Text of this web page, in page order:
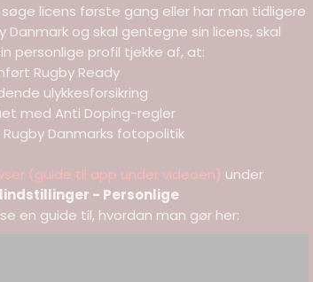
søge licens første gang eller har man tidligere
Danmark og skal gentegne sin licens, skal
personlige profil tjekke af, at:
Rugby Ready
ulykkesforsikring
med Anti Doping-regler
Danmarks fotopolitik
(guide til app under videoen) under
- Personlige
en guide til, hvordan man gør her: